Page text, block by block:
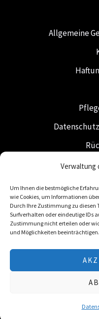
Verwaltung
Um Ihnen die bestmögliche
wie Cookies, um Informationen
Durch Ihre Zustimmung zu diesen
Surfverhalten oder eindeutige IDs
Zustimmung nicht erteilen oder
und Möglichkeiten beeinträchtigen.
Allgemeine
© 2026